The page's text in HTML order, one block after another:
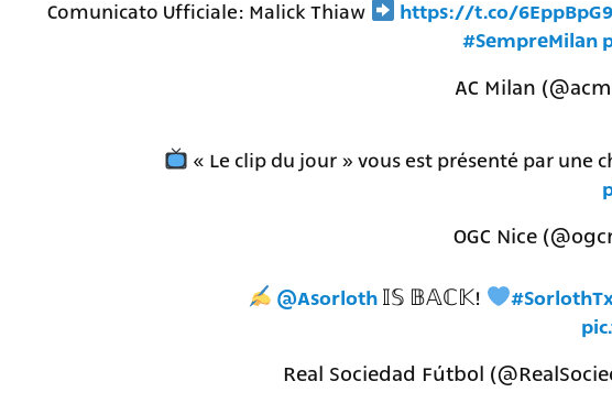
Comunicato Ufficiale: Malick Thiaw https://t.co/
#SempreMilan
« Le clip du jour » vous est présenté par une
@Asorloth 𝕀𝕊 𝔹𝔸ℂ𝕂!